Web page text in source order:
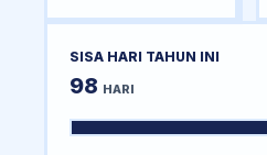
SISA HARI TAHUN INI
98 HARI